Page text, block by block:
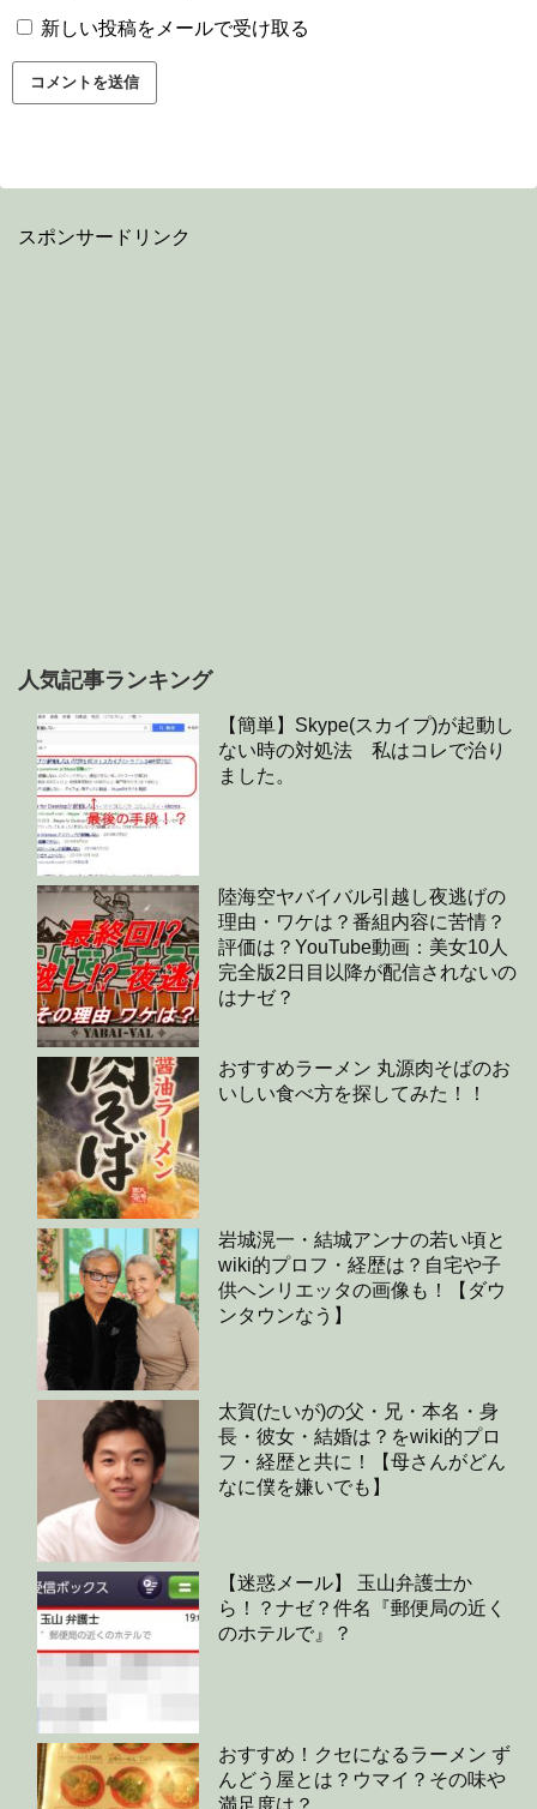
新しい投稿をメールで受け取る
スポンサードリンク
人気記事ランキング
【簡単】Skype(スカイプ)が起動し
ない時の対処法 私はコレで治り
ました。
陸海空ヤバイバル引越し夜逃げの
理由・ワケは？番組内容に苦情？
評価は？YouTube動画：美女10人
完全版2日目以降が配信されないの
はナゼ？
おすすめラーメン 丸源肉そばのお
いしい食べ方を探してみた！！
岩城滉一・結城アンナの若い頃と
wiki的プロフ・経歴は？自宅や子
供ヘンリエッタの画像も！【ダウ
ンタウンなう】
太賀(たいが)の父・兄・本名・身
長・彼女・結婚は？をwiki的プロ
フ・経歴と共に！【母さんがどん
なに僕を嫌いでも】
【迷惑メール】 玉山弁護士か
ら！？ナゼ？件名『郵便局の近く
のホテルで』？
おすすめ！クセになるラーメン ず
んどう屋とは？ウマイ？その味や